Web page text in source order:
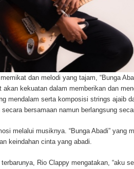
dan melodi yang tajam, “Bunga
kekuatan dalam memberikan dan
mendalam serta komposisi strings ajaib
bersamaan namun berlangsung
melalui musiknya. “Bunga Abadi” yang
keindahan cinta yang abadi.
Rio Clappy mengatakan, “aku